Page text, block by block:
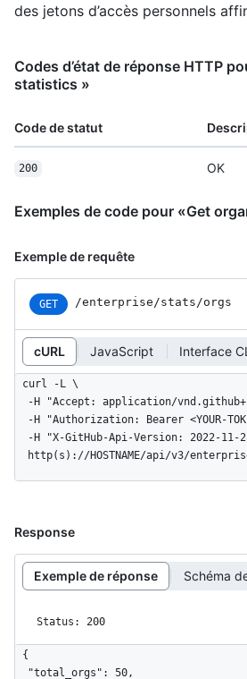
des jetons d’accès personnels
Codes d’état de réponse HTTP
statistics »
Code de statut
200 OK
Exemples de code pour «Get
Exemple de requête
GET /enterprise/stats/orgs
cURL JavaScript Interface
curl -L \
http(s)://HOSTNAME/api/v3/
Response
Exemple de réponse Schéma
Status: 200
{